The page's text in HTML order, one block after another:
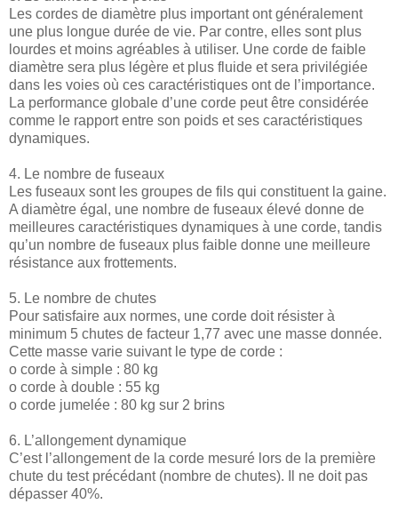
Les cordes de diamètre plus important ont généralement
une plus longue durée de vie. Par contre, elles sont plus
lourdes et moins agréables à utiliser. Une corde de faible
diamètre sera plus légère et plus fluide et sera privilégiée
dans les voies où ces caractéristiques ont de l’importance.
La performance globale d’une corde peut être considérée
comme le rapport entre son poids et ses caractéristiques
dynamiques.
4. Le nombre de fuseaux
Les fuseaux sont les groupes de fils qui constituent la gaine.
A diamètre égal, une nombre de fuseaux élevé donne de
meilleures caractéristiques dynamiques à une corde, tandis
qu’un nombre de fuseaux plus faible donne une meilleure
résistance aux frottements.
5. Le nombre de chutes
Pour satisfaire aux normes, une corde doit résister à
minimum 5 chutes de facteur 1,77 avec une masse donnée.
Cette masse varie suivant le type de corde :
o corde à simple : 80 kg
o corde à double : 55 kg
o corde jumelée : 80 kg sur 2 brins
6. L’allongement dynamique
C’est l’allongement de la corde mesuré lors de la première
chute du test précédant (nombre de chutes). Il ne doit pas
dépasser 40%.